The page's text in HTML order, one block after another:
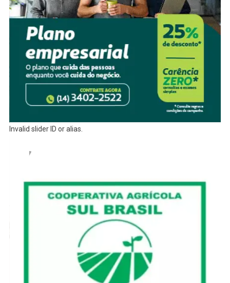
Invalid slider ID or alias.